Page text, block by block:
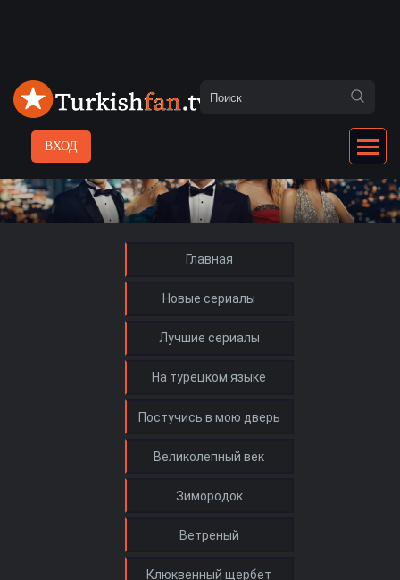
ВХОД
Главная
Новые сериалы
Лучшие сериалы
На турецком языке